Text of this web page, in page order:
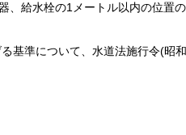
給水栓の1メートル以内の位置の
基準について、水道法施行令(昭